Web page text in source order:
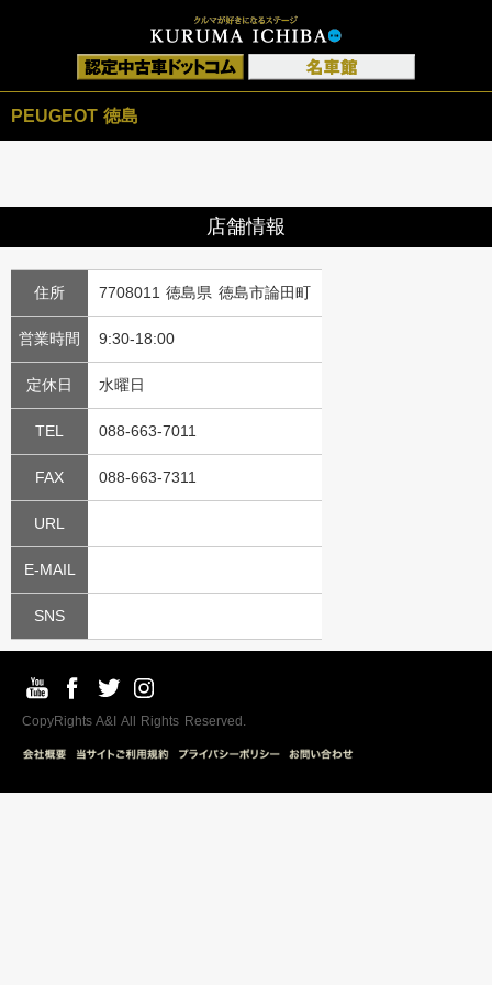
PEUGEOT 徳島
店舗情報
住所 7708011 徳島県 徳島市論田町
営業時間 9:30-18:00
定休日 水曜日
TEL 088-663-7011
FAX 088-663-7311
URL
E-MAIL
SNS
CopyRights A&I All Rights Reserved.